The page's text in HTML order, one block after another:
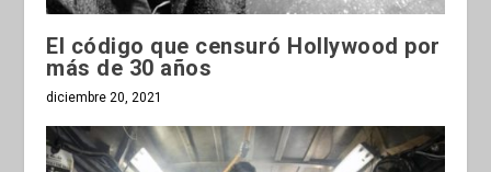
El código que censuró Hollywood por
más de 30 años
diciembre 20, 2021